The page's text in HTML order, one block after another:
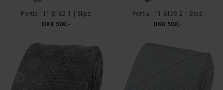
Portia - 11-8162-1 | Slips
DKK 500,-
Portia - 11-8159-2 | Slips
DKK 500,-